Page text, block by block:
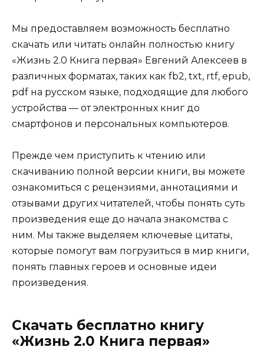
Мы предоставляем возможность бесплатно
скачать или читать онлайн полностью книгу
«Жизнь 2.0 Книга первая» Евгений Алексеев в
различных форматах, таких как fb2, txt, rtf, epub,
pdf на русском языке, подходящие для любого
устройства — от электронных книг до
смартфонов и персональных компьютеров.
Прежде чем приступить к чтению или
скачиванию полной версии книги, вы можете
ознакомиться с рецензиями, аннотациями и
отзывами других читателей, чтобы понять суть
произведения еще до начала знакомства с
ним. Мы также выделяем ключевые цитаты,
которые помогут вам погрузиться в мир книги,
понять главных героев и основные идеи
произведения.
Скачать бесплатно книгу
«Жизнь 2.0 Книга первая»